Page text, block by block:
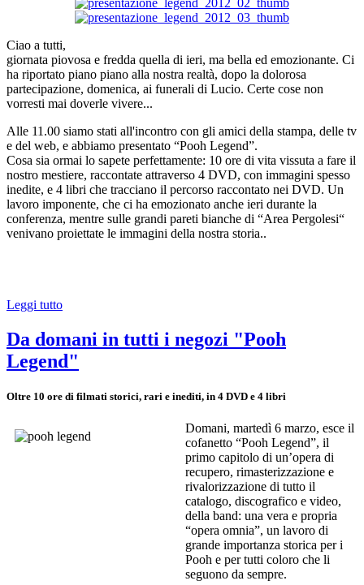
Ciao a tutti,
giornata piovosa e fredda quella di ieri, ma bella ed emozionante. Ci
ha riportato piano piano alla nostra realtà, dopo la dolorosa
partecipazione, domenica, ai funerali di Lucio. Certe cose non
vorresti mai doverle vivere...
Alle 11.00 siamo stati all'incontro con gli amici della stampa, delle tv
e del web, e abbiamo presentato “Pooh Legend”.
Cosa sia ormai lo sapete perfettamente: 10 ore di vita vissuta a fare il
nostro mestiere, raccontate attraverso 4 DVD, con immagini spesso
inedite, e 4 libri che tracciano il percorso raccontato nei DVD. Un
lavoro imponente, che ci ha emozionato anche ieri durante la
conferenza, mentre sulle grandi pareti bianche di “Area Pergolesi“
venivano proiettate le immagini della nostra storia..
Leggi tutto
Da domani in tutti i negozi "Pooh
Legend"
Oltre 10 ore di filmati storici, rari e inediti, in 4 DVD e 4 libri
Domani, martedì 6 marzo, esce il
cofanetto “Pooh Legend”, il
primo capitolo di un’opera di
recupero, rimasterizzazione e
rivalorizzazione di tutto il
catalogo, discografico e video,
della band: una vera e propria
“opera omnia”, un lavoro di
grande importanza storica per i
Pooh e per tutti coloro che li
seguono da sempre.